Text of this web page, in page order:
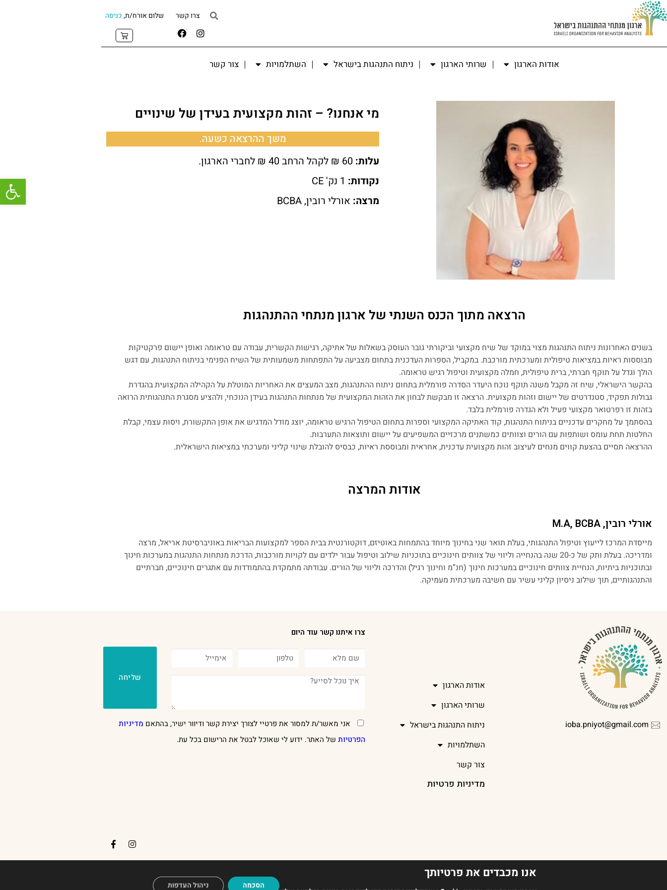
צרו קשר שלום אורח/ת,כניסה
אודות הארגון שרותי הארגון ניתוח התנהגות בישראל השתלמויות צור קשר
מי אנחנו? – זהות מקצועית בעידן של שינויים
משך ההרצאה כשעה.
עלות: 60 ₪ לקהל הרחב 40 ₪ לחברי הארגון.
נקודות: 1 נק' CE
מרצה: אורלי רובין, BCBA
הרצאה מתוך הכנס השנתי של ארגון מנתחי ההתנהגות
בשנים האחרונות ניתוח התנהגות מצוי במוקד של שיח מקצועי וביקורתי גובר העוסק בשאלות של אתיקה, רגישות הקשרית, עבודה עם טראומה ואופן יישום פרקטיקות
מבוססות ראיות במציאות טיפולית ומערכתית מורכבת. במקביל, הספרות העדכנית בתחום מצביעה על התפתחות משמעותית של השיח הפנימי בניתוח התנהגות, עם דגש
הולך וגדל על תוקף חברתי, ברית טיפולית, חמלה מקצועית וטיפול רגיש טראומה.
בהקשר הישראלי, שיח זה מקבל משנה תוקף נוכח היעדר הסדרה פורמלית בתחום ניתוח ההתנהגות, מצב המעצים את האחריות המוטלת על הקהילה המקצועית בהגדרת
גבולות תפקיד, סטנדרטים של יישום וזהות מקצועית. הרצאה זו מבקשת לבחון את הזהות המקצועית של מנתחות התנהגות בעידן הנוכחי, ולהציע מסגרת התנהגותית הרואה
בזהות זו רפרטואר מקצועי פעיל ולא הגדרה פורמלית בלבד.
בהסתמך על מחקרים עדכניים בניתוח התנהגות, קוד האתיקה המקצועי וספרות בתחום הטיפול הרגיש טראומה, יוצג מודל המדגיש את אופן התקשורת, ויסות עצמי, קבלת
החלטות תחת עומס ושותפות עם הורים וצוותים כמשתנים מרכזיים המשפיעים על יישום ותוצאות התערבות.
ההרצאה תסיים בהצעת קווים מנחים לעיצוב זהות מקצועית עדכנית, אחראית ומבוססת ראיות, כבסיס להובלת שינוי קליני ומערכתי במציאות הישראלית.
אודות המרצה
אורלי רובין, M.A, BCBA
מייסדת המרכז לייעוץ וטיפול התנהגותי, בעלת תואר שני בחינוך מיוחד בהתמחות באוטיזם, דוקטורנטית בבית הספר למקצועות הבריאות באוניברסיטת אריאל, מרצה
ומדריכה. בעלת ותק של כ-20 שנה בהנחייה וליווי של צוותים חינוכיים בתוכניות שילוב וטיפול עבור ילדים עם לקויות מורכבות, הדרכת מנתחות התנהגות במערכות חינוך
ובתוכניות ביתיות, הנחיית צוותים חינוכיים במערכות חינוך (חנ”מ וחינוך רגיל) והדרכה וליווי של הורים. עבודתה מתמקדת בהתמודדות עם אתגרים חינוכיים, חברתיים
והתנהגותיים, תוך שילוב ניסיון קליני עשיר עם חשיבה מערכתית מעמיקה.
ioba.pniyot@gmail.com
אודות הארגון
שרותי הארגון
ניתוח התנהגות בישראל
השתלמויות
צור קשר
מדיניות פרטיות
צרו איתנו קשר עוד היום
אני מאשר/ת למסור את פרטיי לצורך יצירת קשר ודיוור ישיר, בהתאם מדיניות
הפרטיותשל האתר. ידוע לי שאוכל לבטל את הרישום בכל עת.
שליחה
HEADUP
אנו מכבדים את פרטיותך
הסכמה ניהול העדפות